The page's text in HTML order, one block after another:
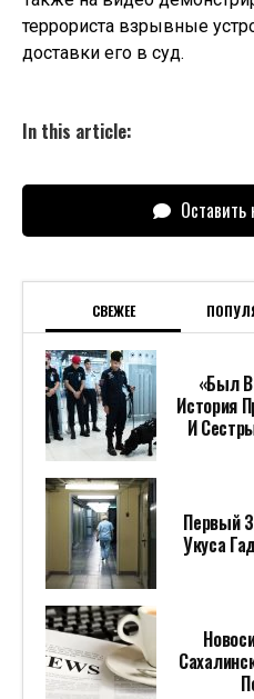
террориста взрывные
доставки его в суд.
In this article:
Оставить
СВЕЖЕЕ
«Был
История
И
Первый
Укуса